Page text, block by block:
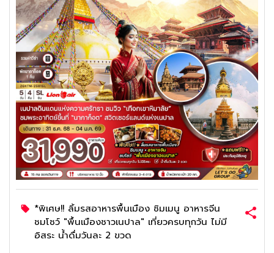
*พิเศษ!! ลิ้มรสอาหารพื้นเมือง ชิมเมนู อาหารจีน
ชมโชว์ "พื้นเมืองชาวเนปาล" เที่ยวครบทุกวัน ไม่มี
อิสระ น้ำดื่มวันละ 2 ขวด